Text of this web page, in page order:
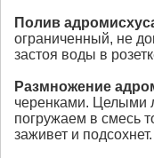
Полив
ограниченный, не
застоя воды в
Размножение
черенками. Целыми
погружаем в смесь
заживет и подсохнет.